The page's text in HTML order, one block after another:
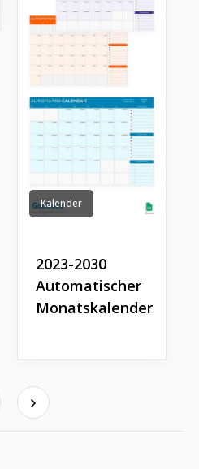
Kalender
2023-2030
Automatischer
Monatskalender